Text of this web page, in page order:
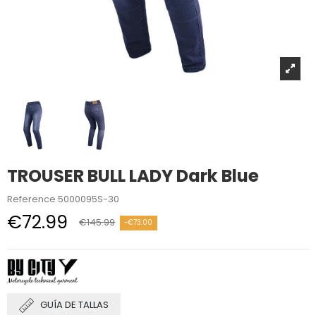
TROUSER BULL LADY Dark Blue
Reference 5000095S-30
€72.99 €145.99 -€73.00
GUÍA DE TALLAS